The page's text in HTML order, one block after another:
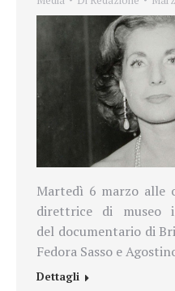
Martedì 6 marzo alle
direttrice di museo
del documentario di
Fedora Sasso e
Dettagli